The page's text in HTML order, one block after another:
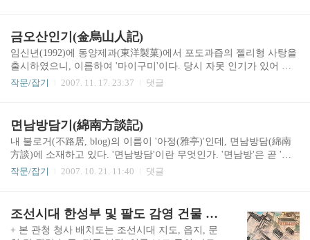
변에 몇 채의 가옥이 위치하니, 곧 성주(星州)에서 나온 벽진(碧珍)
이씨의 충숙공파 선조 묘역이다. 충숙 이공, 즉 충숙공(忠肅公)은 병
자호란(丙子胡亂)을 당하여 강도(江都:강화도)에서 자결한 공조판서
이상길(李尙吉)이다. 자는 사우(士祐), 호는 동천(東川)이며, 명종 병
진(1556)년에 태어나 선조 을유(1585)년에 문과(文科) 갑과(甲科) 제
금오산인기(金烏山人記)
임신년(1992)에 동양제과(東洋製菓)에서 포도과즙의 젤리형 사탕을
출시하였으니, 이름하여 '마이구미'이다. 당시 자못 인기가 있어 월 2
0억 원의 판매고를 올렸다. 이 마이구미 때문에 지명도를 올렸던 곳
여러 차례 행정구역 변경을 거쳐 무오년(1978)에 구미읍이 선산군에
서 분리되어 구미시(龜尾市)가 되었다. 이후 읍세(邑勢)를 확장하며
인근 지역을 점차 흡수하다 을해(1995) 정월 초1일에는 선산군을 거
꾸로 통폐합하여 도농복합시 형태의 구미시가 되었으니, 세간에서
는 이를 이르러 '구미가 당겼다'라고 하였다. 이 구미에 영조척(營造
작문/잡기 2007. 11. 17. 23:37 댓글
면남방담기(綿南方談記)
내 불로거(不路居, blog)의 이름이 '아정(雅亭)'인데, 면남방담(綿南
方談)에 소재하고 있다. '면남방담'이란 무엇인가. '면남방'은 곧 '면
(綿)으로 된 남방(南方)'을 말하는 것이니, 이를 서학(西學) 문자로
y)'를 뜻하므로, 면남방담은 즉 '티스토리(tistory)'의 한역(漢譯)이다.
본래 아정은 암파소(岩破所, empas)에 위치하고 있었다. 그러나 그곳
의 자리가 협소하고 교통이 불편하여 장구한 뜻을 펼칠 곳이 되지 못
작문/잡기 2007. 10. 21. 11:40 댓글
조선시대 한성부 및 팔도 감영 건물 배치도
+ 본 관청 청사 배치도는 조선시대 지도, 읍지, 문